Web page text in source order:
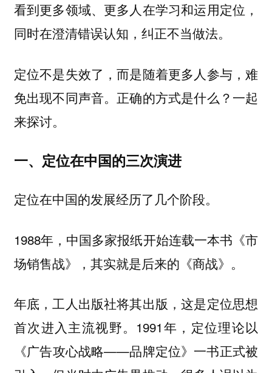
看到更多领域、更多人在学习和运用定位，
同时在澄清错误认知，纠正不当做法。
定位不是失效了，而是随着更多人参与，难
免出现不同声音。正确的方式是什么？一起
来探讨。
一、定位在中国的三次演进
定位在中国的发展经历了几个阶段。
1988年，中国多家报纸开始连载一本书《市
场销售战》，其实就是后来的《商战》。
年底，工人出版社将其出版，这是定位思想
首次进入主流视野。1991年，定位理论以
《广告攻心战略——品牌定位》一书正式被